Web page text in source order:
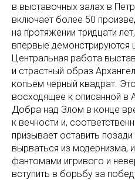
в выставочных залах в
включает более 50
на протяжении тридцати
впервые демонстрируются
Центральная работа
и страстный образ
копьем черный квадрат.
восходящее к описанной в
Добра над Злом в конце
к вечности и,
призывает оставить
вырваться из модернизма,
фантомами игривого и
вступить в борьбу за